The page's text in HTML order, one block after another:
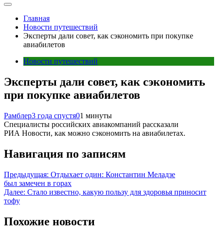
Главная
Новости путешествий
Эксперты дали совет, как сэкономить при покупке
авиабилетов
Новости путешествий
Эксперты дали совет, как сэкономить
при покупке авиабилетов
Рамблер3 года спустя01 минуты
Специалисты российских авиакомпаний рассказали
РИА Новости, как можно сэкономить на авиабилетах.
Навигация по записям
Предыдущая: Отдыхает один: Константин Меладзе
был замечен в горах
Далее: Стало известно, какую пользу для здоровья приносит
тофу
Похожие новости